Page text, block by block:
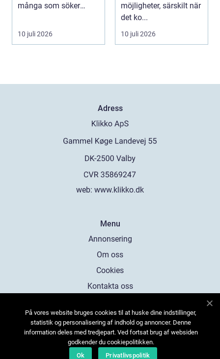
många som söker
i liv...
10 juli 2026
möjligheter, särskilt när
det ko...
10 juli 2026
Adress
web: www.klikko.dk
Menu
Annonsering
Om oss
Cookies
Kontakta oss
På vores website bruges cookies til at huske dine indstillinger,
statistik og personalisering af indhold og annoncer. Denne
information deles med tredjepart. Ved fortsat brug af websiden
godkender du cookiepolitikken.
Ok
Privatlivspolitik